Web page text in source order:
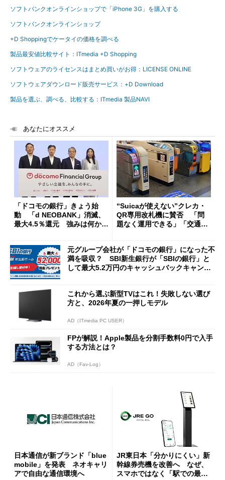
ソフトバンクオンラインショップで「iPhone 3G」を購入する
ソフトバンクオンラインショップ
+D Shoppingでケータイの価格を調べる
製品最安値比較サイト：ITmedia +D Shopping
ソフトウェアのライセンスはまとめ買いがお得：LICENSE ONLINE
ソフトウェアダウンロード販売サービス：+D Download
製品を選ぶ、調べる、比較する：ITmedia 製品NAVI
あなたにオススメ
「ドコモの銀行」きょう始
動 「d NEOBANK」消滅、
最大4.5％還元 強みは何か解
“Suicaが使えない”クレカ・
QR専用改札機に賛否 「問
題なく運用できる」「交通系I
元グループ会社が「ドコモの銀行」になった不
満を吸収？ SBI新生銀行が「SBIの銀行」と
して最大5.2万円のキャッシュバックキャンペ
これから選ぶ新型TVはこれ！失敗しない選び
方と、2026年夏の一押しモデル
AD（ITmedia PC USER）
FPが解説！Apple製品を分割手数料0円で入手
する方法とは？
AD（Fav-Log）
日本通信が新ブランド「blue
mobile」を発表 ネオキャリ
アで自由な通信環境へ
JR東日本「分かりにくい」新
幹線券売機を改善へ なぜ、
スマホではなく「駅での最短